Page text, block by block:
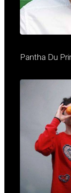
Pantha Du